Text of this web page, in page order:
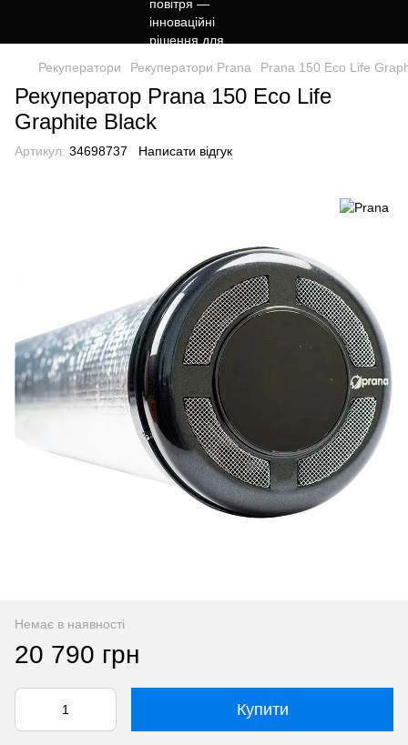
Рекуператори Рекуператори Prana Prana 150 Eco Life
Рекуператор Prana 150 Eco Life
Graphite Black
Артикул: 34698737 Написати відгук
Немає в наявності
20 790 грн
Купити